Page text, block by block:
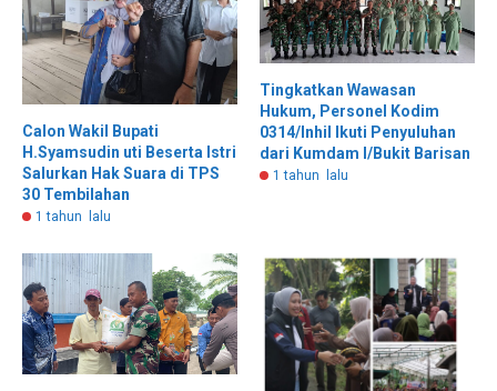
Calon Wakil Bupati
H.Syamsudin uti Beserta Istri
Salurkan Hak Suara di TPS
30 Tembilahan
1 tahun lalu
Tingkatkan Wawasan
Hukum, Personel Kodim
0314/Inhil Ikuti Penyuluhan
dari Kumdam I/Bukit Barisan
1 tahun lalu